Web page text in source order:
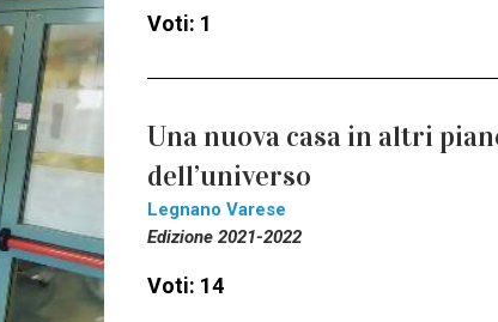
Voti: 1
Una nuova casa in altri
dell’universo
Legnano Varese
Edizione 2021-2022
Voti: 14